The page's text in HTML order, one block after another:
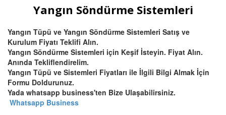
Yangın Söndürme Sistemleri
Yangın Tüpü ve Yangın Söndürme Sistemleri Satış ve
Kurulum Fiyatı Teklifi Alın.
Yangın Söndürme Sistemleri için Keşif İsteyin. Fiyat Alın.
Anında Tekliflendirelim.
Yangın Tüpü ve Sistemleri Fiyatları ile İlgili Bilgi Almak İçin
Formu Doldurunuz.
Yada whatsapp business'ten Bize Ulaşabilirsiniz.
Whatsapp Business